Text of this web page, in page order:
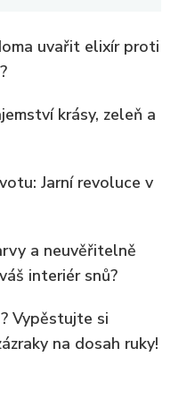
uvařit elixír proti
krásy, zeleň a
Jarní revoluce v
a neuvěřitelně
interiér snů?
Vypěstujte si
na dosah ruky!